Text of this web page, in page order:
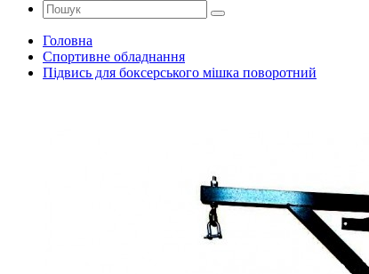
Головна
Спортивне обладнання
Підвись для боксерського мішка поворотний